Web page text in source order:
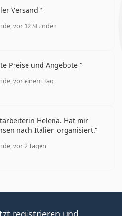
Versand
vor 12 Stunden
5 aus 5
Preise und Angebote
vor einem Tag
5 aus 5
Helena. Hat mir
nach Italien organisiert.
vor 2 Tagen
5 aus 5